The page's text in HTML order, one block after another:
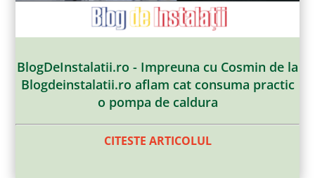
BlogDeInstalatii.ro - Impreuna cu Cosmin de la
Blogdeinstalatii.ro aflam cat consuma practic
o pompa de caldura
CITESTE ARTICOLUL